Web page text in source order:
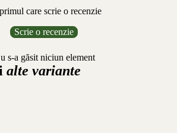
care scrie o recenzie
Scrie o recenzie
s-a găsit niciun element
alte variante